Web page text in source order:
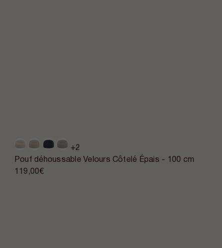
+2
Pouf déhoussable Velours Côtelé Épais - 100 cm
119,00€